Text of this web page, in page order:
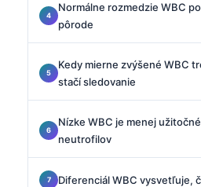
Normálne rozmedzie WBC
pôrode
Kedy mierne zvýšené WBC
stačí sledovanie
Nízke WBC je menej
neutrofilov
Diferenciál WBC vysvetľuje,